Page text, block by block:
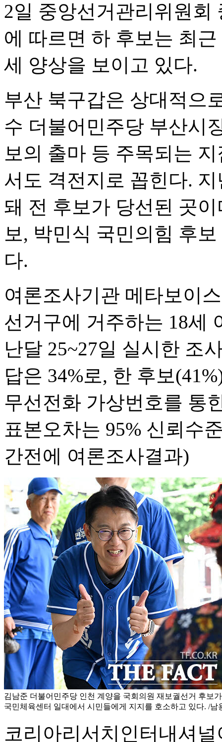
2일 중앙선거관리위원회
에 따르면 하 후보는 최
세 양상을 보이고 있다.
부산 북구갑은 상대적으
수 더불어민주당 부산시
보의 출마 등 주목되는
서도 격전지로 꼽힌다.
돼 전 후보가 당선된 곳
보, 박민식 국민의힘 후
다.
여론조사기관 메타보이
선거구에 거주하는 18세
난달 25~27일 실시한 조
답은 34%로, 한 후보
무선전화 가상번호를 통
표본오차는 95% 신뢰수
간전에 여론조사결과)
김남준 더불어민주당 인천 계양을 국회의원 재보궐선거 후보
국민체육센터 일대에서 시민들에게 지지를 호소하고 있다. /남
코리아리서치인터내셔